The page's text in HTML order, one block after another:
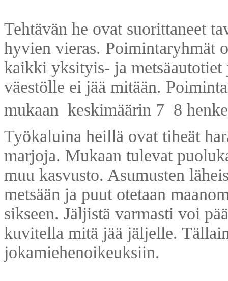
Tehtävän he ovat suorittaneet
hyvien vieras. Poimintaryhmät
kaikki yksityis- ja
väestölle ei jää mitään.
mukaan keskimäärin 7  8
Työkaluina heillä ovat tiheät
marjoja. Mukaan tulevat
muu kasvusto. Asumusten
metsään ja puut otetaan
sikseen. Jäljistä varmasti voi
kuvitella mitä jää jäljelle.
jokamiehenoikeuksiin.